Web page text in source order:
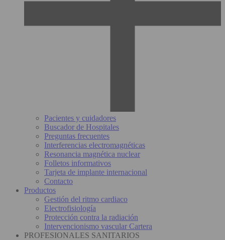
Pacientes y cuidadores
Buscador de Hospitales
Preguntas frecuentes
Interferencias electromagnéticas
Resonancia magnética nuclear
Folletos informativos
Tarjeta de implante internacional
Contacto
Productos
Gestión del ritmo cardiaco
Electrofisiología
Protección contra la radiación
Intervencionismo vascular Cartera
PROFESIONALES SANITARIOS